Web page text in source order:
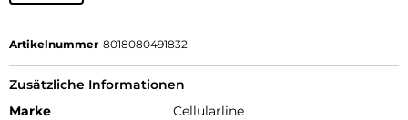
Artikelnummer 8018080491832
Zusätzliche Informationen
Marke
Cellularline